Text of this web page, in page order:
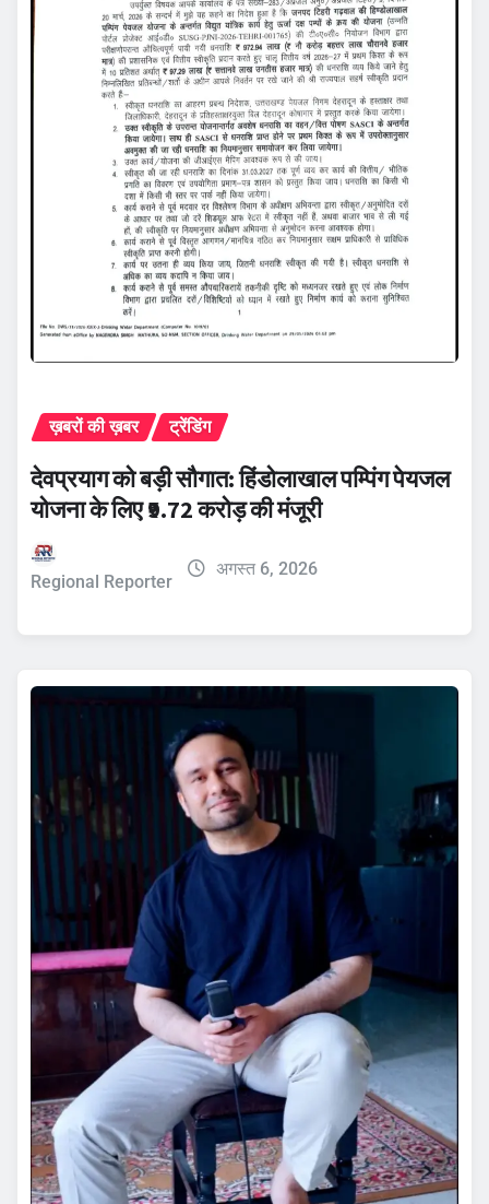
ख़बरों की ख़बर ट्रेंडिंग
देवप्रयाग को बड़ी सौगात: हिंडोलाखाल पम्पिंग पेयजल
योजना के लिए ₹9.72 करोड़ की मंजूरी
Regional Reporter
अगस्त 6, 2026